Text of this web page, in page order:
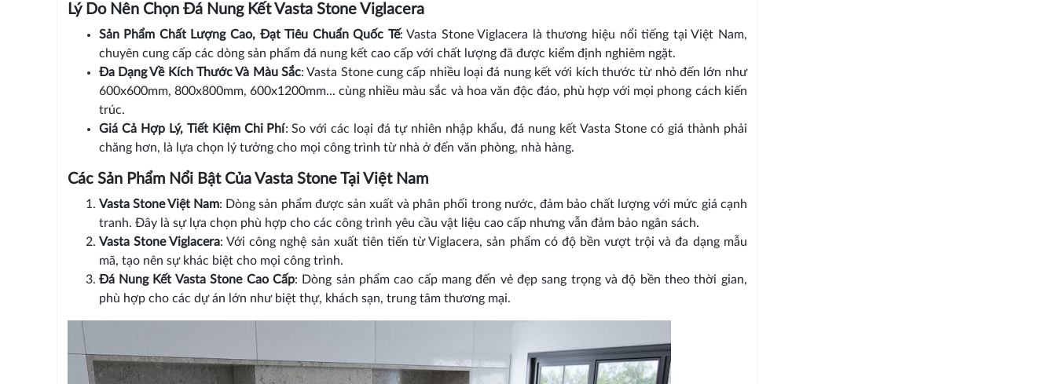
Lý Do Nên Chọn Đá Nung Kết Vasta Stone Viglacera
Sản Phẩm Chất Lượng Cao, Đạt Tiêu Chuẩn Quốc Tế: Vasta Stone Viglacera là thương hiệu nổi tiếng tại Việt Nam,
chuyên cung cấp các dòng sản phẩm đá nung kết cao cấp với chất lượng đã được kiểm định nghiêm ngặt.
Đa Dạng Về Kích Thước Và Màu Sắc: Vasta Stone cung cấp nhiều loại đá nung kết với kích thước từ nhỏ đến lớn như
600x600mm, 800x800mm, 600x1200mm... cùng nhiều màu sắc và hoa văn độc đáo, phù hợp với mọi phong cách kiến
trúc.
Giá Cả Hợp Lý, Tiết Kiệm Chi Phí: So với các loại đá tự nhiên nhập khẩu, đá nung kết Vasta Stone có giá thành phải
chăng hơn, là lựa chọn lý tưởng cho mọi công trình từ nhà ở đến văn phòng, nhà hàng.
Các Sản Phẩm Nổi Bật Của Vasta Stone Tại Việt Nam
Vasta Stone Việt Nam: Dòng sản phẩm được sản xuất và phân phối trong nước, đảm bảo chất lượng với mức giá cạnh
tranh. Đây là sự lựa chọn phù hợp cho các công trình yêu cầu vật liệu cao cấp nhưng vẫn đảm bảo ngân sách.
Vasta Stone Viglacera: Với công nghệ sản xuất tiên tiến từ Viglacera, sản phẩm có độ bền vượt trội và đa dạng mẫu
mã, tạo nên sự khác biệt cho mọi công trình.
Đá Nung Kết Vasta Stone Cao Cấp: Dòng sản phẩm cao cấp mang đến vẻ đẹp sang trọng và độ bền theo thời gian,
phù hợp cho các dự án lớn như biệt thự, khách sạn, trung tâm thương mại.